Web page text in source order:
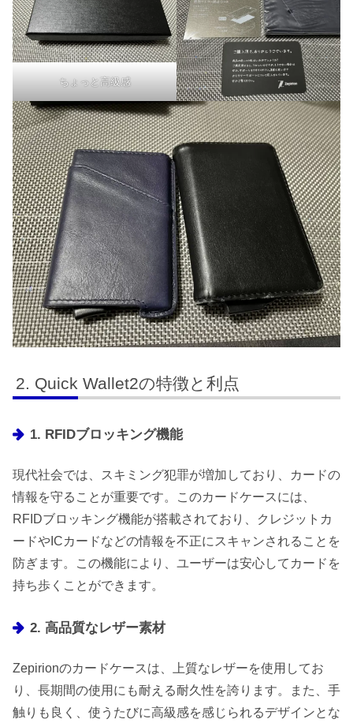
ちょっと高級感
Quick Wallet2の特徴と利点
1. RFIDブロッキング機能
現代社会では、スキミング犯罪が増加しており、カードの
情報を守ることが重要です。このカードケースには、
RFIDブロッキング機能が搭載されており、クレジットカ
ードやICカードなどの情報を不正にスキャンされることを
防ぎます。この機能により、ユーザーは安心してカードを
持ち歩くことができます。
2. 高品質なレザー素材
Zepirionのカードケースは、上質なレザーを使用してお
り、長期間の使用にも耐える耐久性を誇ります。また、手
触りも良く、使うたびに高級感を感じられるデザインとな